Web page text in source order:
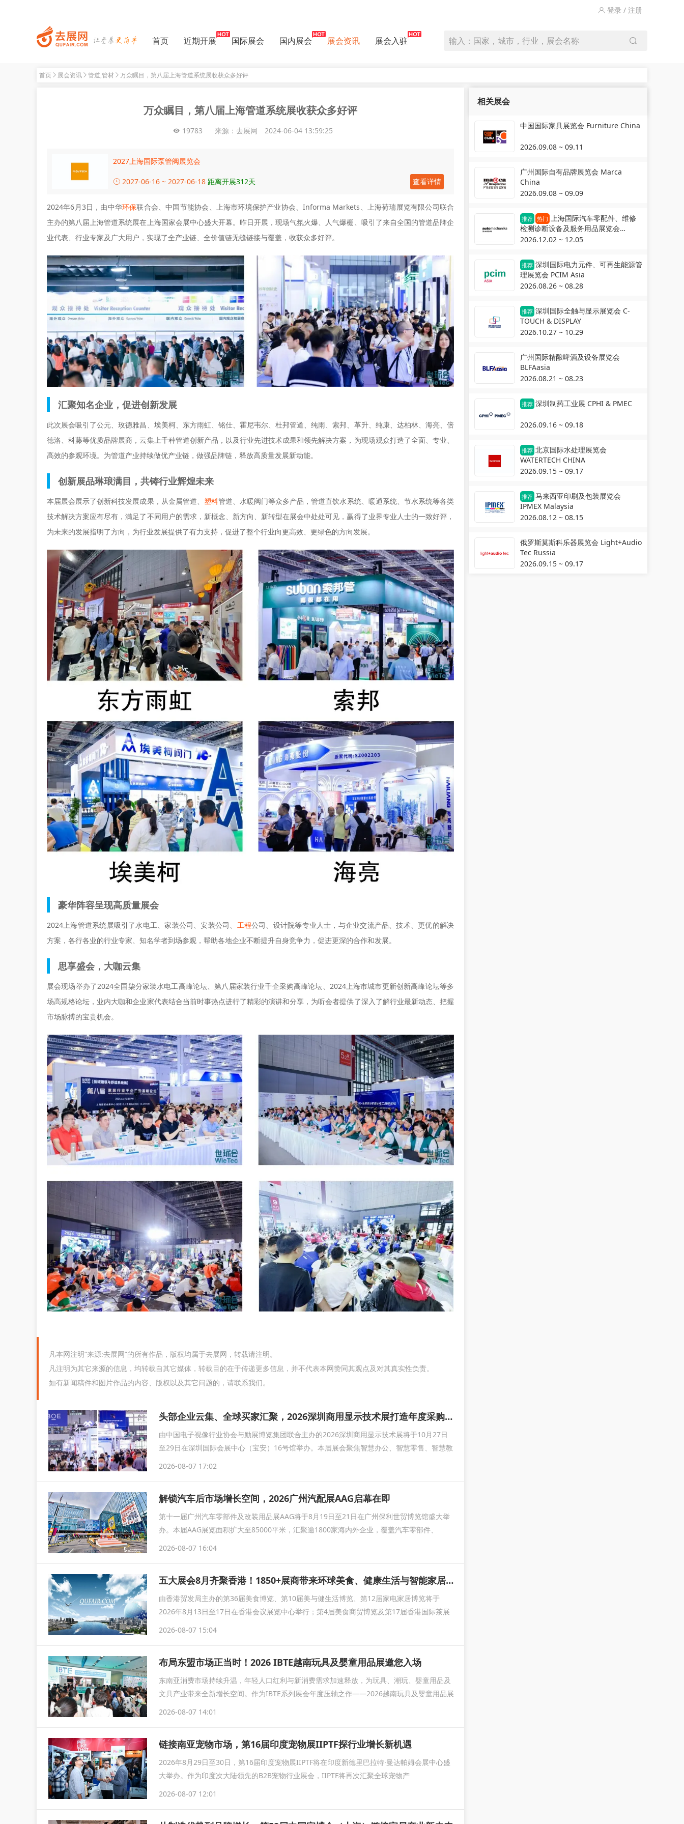
登录 / 注册
首页 近期开展 国际展会 国内展会 展会资讯 展会入驻 输入：国家，城市，行业，展会名称
首页 展会资讯 管道,管材 万众瞩目，第八届上海管道系统展收获众多好评
万众瞩目，第八届上海管道系统展收获众多好评
19783 来源：去展网 2024-06-04 13:59:25
2027上海国际泵管阀展览会
2027-06-16 ~ 2027-06-18 距离开展312天 查看详情
2024年6月3日，由中华环保联合会、中国节能协会、上海市环境保护产业协会、Informa Markets、上海荷瑞展览有限公司联合
主办的第八届上海管道系统展在上海国家会展中心盛大开幕。昨日开展，现场气氛火爆、人气爆棚、吸引了来自全国的管道品牌企
业代表、行业专家及广大用户，实现了全产业链、全价值链无缝链接与覆盖，收获众多好评。
汇聚知名企业，促进创新发展
此次展会吸引了公元、玫德雅昌、埃美柯、东方雨虹、铭仕、霍尼韦尔、杜邦管道、纯雨、索邦、革升、纯康、达柏林、海亮、倍
德洛、科藤等优质品牌展商，云集上千种管道创新产品，以及行业先进技术成果和领先解决方案，为现场观众打造了全面、专业、
高效的参观环境。为管道产业持续做优产业链，做强品牌链，释放高质量发展新动能。
创新展品琳琅满目，共铸行业辉煌未来
本届展会展示了创新科技发展成果，从金属管道、 塑料管道、水暖阀门等众多产品，管道直饮水系统、暖通系统、节水系统等各类
技术解决方案应有尽有，满足了不同用户的需求，新概念、新方向、新转型在展会中处处可见，赢得了业界专业人士的一致好评，
为未来的发展指明了方向，为行业发展提供了有力支持，促进了整个行业向更高效、更绿色的方向发展。
豪华阵容呈现高质量展会
2024上海管道系统展吸引了水电工、家装公司、安装公司、 工程公司、设计院等专业人士，与企业交流产品、技术、更优的解决
方案，各行各业的行业专家、知名学者到场参观，帮助各地企业不断提升自身竞争力，促进更深的合作和发展。
思享盛会，大咖云集
展会现场举办了2024全国柒分家装水电工高峰论坛、第八届家装行业千企采购高峰论坛、2024上海市城市更新创新高峰论坛等多
场高规格论坛，业内大咖和企业家代表结合当前时事热点进行了精彩的演讲和分享，为听会者提供了深入了解行业最新动态、把握
市场脉搏的宝贵机会。
凡本网注明“来源:去展网”的所有作品，版权均属于去展网，转载请注明。
凡注明为其它来源的信息，均转载自其它媒体，转载目的在于传递更多信息，并不代表本网赞同其观点及对其真实性负责。
如有新闻稿件和图片作品的内容、版权以及其它问题的，请联系我们。
头部企业云集、全球买家汇聚，2026深圳商用显示技术展打造年度采购现场
由中国电子视像行业协会与励展博览集团联合主办的2026深圳商用显示技术展将于10月27日
至29日在深圳国际会展中心（宝安）16号馆举办。本届展会聚焦智慧办公、智慧零售、智慧教
2026-08-07 17:02
解锁汽车后市场增长空间，2026广州汽配展AAG启幕在即
第十一届广州汽车零部件及改装用品展AAG将于8月19日至21日在广州保利世贸博览馆盛大举
办。本届AAG展览面积扩大至85000平米，汇聚逾1800家海内外企业，覆盖汽车零部件、
2026-08-07 16:04
五大展会8月齐聚香港！1850+展商带来环球美食、健康生活与智能家居盛宴
由香港贸发局主办的第36届美食博览、第10届美与健生活博览、第12届家电家居博览将于
2026年8月13日至17日在香港会议展览中心举行；第4届美食商贸博览及第17届香港国际茶展
2026-08-07 15:04
布局东盟市场正当时！2026 IBTE越南玩具及婴童用品展邀您入场
东南亚消费市场持续升温，年轻人口红利与新消费需求加速释放，为玩具、潮玩、婴童用品及
文具产业带来全新增长空间。作为IBTE系列展会年度压轴之作——2026越南玩具及婴童用品展
2026-08-07 14:01
链接南亚宠物市场，第16届印度宠物展IIPTF探行业增长新机遇
2026年8月29日至30日，第16届印度宠物展IIPTF将在印度新德里巴拉特·曼达帕姆会展中心盛
大举办。作为印度次大陆领先的B2B宠物行业展会，IIPTF将再次汇聚全球宠物产
2026-08-07 12:01
相关展会
中国国际家具展览会 Furniture China
2026.09.08 ~ 09.11
广州国际自有品牌展览会 Marca
China
2026.09.08 ~ 09.09
推荐 热门 上海国际汽车零配件、维修
检测诊断设备及服务用品展览会
Automechanika Shanghai
2026.12.02 ~ 12.05
推荐 深圳国际电力元件、可再生能源管
理展览会 PCIM Asia
2026.08.26 ~ 08.28
推荐 深圳国际全触与显示展览会 C-
TOUCH & DISPLAY
2026.10.27 ~ 10.29
广州国际精酿啤酒及设备展览会
BLFAasia
2026.08.21 ~ 08.23
推荐 深圳制药工业展 CPHI & PMEC
2026.09.16 ~ 09.18
推荐 北京国际水处理展览会
WATERTECH CHINA
2026.09.15 ~ 09.17
推荐 马来西亚印刷及包装展览会
IPMEX Malaysia
2026.08.12 ~ 08.15
俄罗斯莫斯科乐器展览会 Light+Audio
Tec Russia
2026.09.15 ~ 09.17